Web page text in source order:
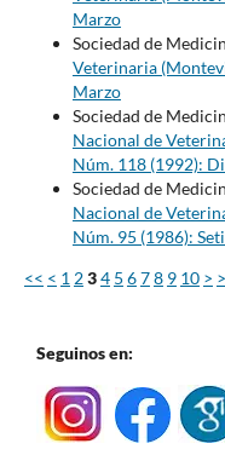
Marzo
Sociedad de
Veterinaria
Marzo
Sociedad de
Nacional de
Núm. 118 (1992):
Sociedad de
Nacional de
Núm. 95 (1986):
<< < 1 234 5 678 9 10 >
Seguinos en: